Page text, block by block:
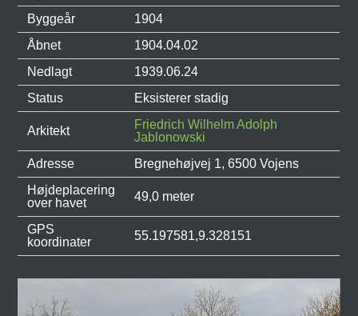
Byggeår
1904
Åbnet
1904.04.02
Nedlagt
1939.06.24
Status
Eksisterer stadig
Arkitekt
Friedrich Wilhelm Adolph
Jablonowski
Adresse
Bregnehøjvej 1, 6500 Vojens
Højdeplacering
over havet
49,0 meter
GPS
koordinater
55.197581,9.328151